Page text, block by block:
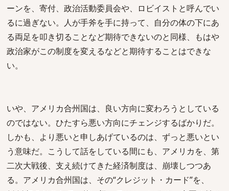
ーンを、寄付、政治活動委員会や、ロビイストと呼んでい
るに過ぎない。人が手斧を手に持って、自分の体の下にあ
る両足を叩き切ることなど期待できないのと同様、もはや
政治家がこの制度を変えるなどと期待することはできな
い。
いや、アメリカ合州国は、良い方向に変わろうとしている
のではない。ひたすら悪い方向にチェンジするばかりだ。
しかも、より悪いと申しあげているのは、ずっと悪いとい
う意味だ。こうして話をしている間にも、アメリカを、第
二次大戦後、支え続けてきた経済制度は、崩壊しつつあ
る。アメリカ合州国は、その“クレジット・カード”を、